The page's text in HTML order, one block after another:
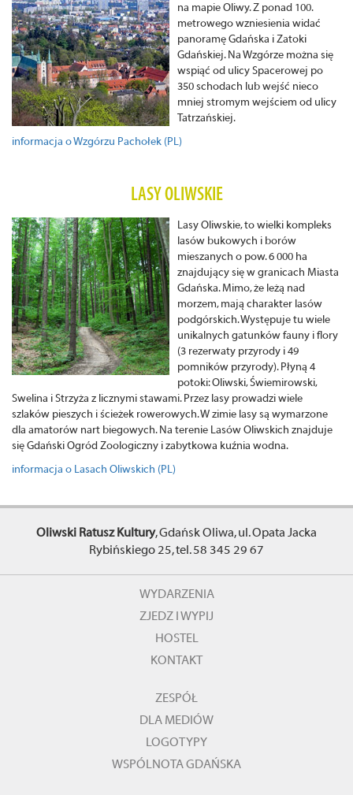
na mapie Oliwy. Z ponad 100.
metrowego wzniesienia widać
panoramę Gdańska i Zatoki
Gdańskiej. Na Wzgórze można się
wspiąć od ulicy Spacerowej po
350 schodach lub wejść nieco
mniej stromym wejściem od ulicy
Tatrzańskiej.
informacja o Wzgórzu Pachołek (PL)
LASY OLIWSKIE
Lasy Oliwskie, to wielki kompleks
lasów bukowych i borów
mieszanych o pow. 6 000 ha
znajdujący się w granicach Miasta
Gdańska. Mimo, że leżą nad
morzem, mają charakter lasów
podgórskich. Występuje tu wiele
unikalnych gatunków fauny i flory
(3 rezerwaty przyrody i 49
pomników przyrody). Płyną 4
potoki: Oliwski, Świemirowski,
Swelina i Strzyża z licznymi stawami. Przez lasy prowadzi wiele
szlaków pieszych i ścieżek rowerowych. W zimie lasy są wymarzone
dla amatorów nart biegowych. Na terenie Lasów Oliwskich znajduje
się Gdański Ogród Zoologiczny i zabytkowa kuźnia wodna.
informacja o Lasach Oliwskich (PL)
Oliwski Ratusz Kultury, Gdańsk Oliwa, ul. Opata Jacka
Rybińskiego 25, tel. 58 345 29 67
WYDARZENIA
ZJEDZ I WYPIJ
HOSTEL
KONTAKT
ZESPÓŁ
DLA MEDIÓW
LOGOTYPY
WSPÓLNOTA GDAŃSKA